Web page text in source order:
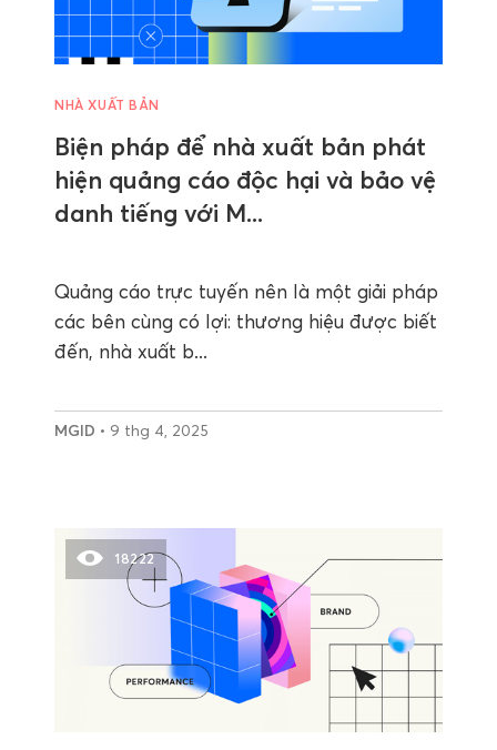
NHÀ XUẤT BẢN
Biện pháp để nhà xuất bản phát
hiện quảng cáo độc hại và bảo vệ
danh tiếng với M...
Quảng cáo trực tuyến nên là một giải pháp
các bên cùng có lợi: thương hiệu được biết
đến, nhà xuất b...
MGID • 9 thg 4, 2025
18222